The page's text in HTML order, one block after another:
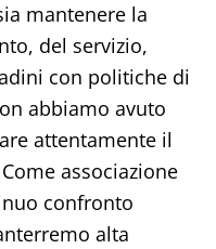
mantenere la
del servizio,
con politiche di
abbiamo avuto
attentamente il
associazione
confronto
alta